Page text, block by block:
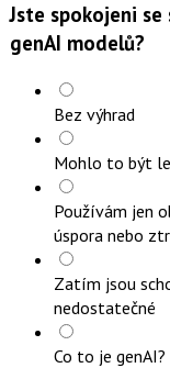
Jste spokojeni
genAI modelů?
Bez výhrad
Mohlo to být
Používám jen
úspora nebo
Zatím jsou
nedostatečné
Co to je genAI?